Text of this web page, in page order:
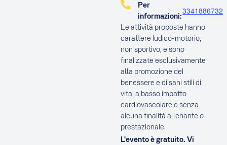
Per
informazioni:
3341886732
Le attività proposte hanno
carattere ludico-motorio,
non sportivo, e sono
finalizzate esclusivamente
alla promozione del
benessere e di sani stili di
vita, a basso impatto
cardiovascolare e senza
alcuna finalità allenante o
prestazionale.
L'evento è gratuito. Vi